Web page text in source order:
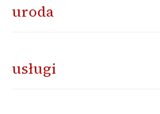
uroda
usługi